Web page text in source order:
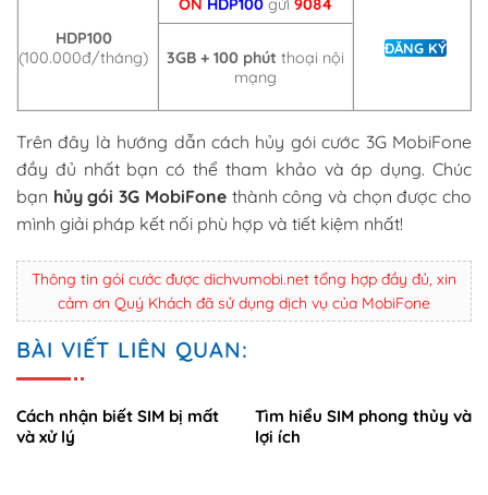
HDP100
(100.000đ/tháng)
ON HDP100 gửi 9084
ĐĂNG KÝ
3GB + 100 phút thoại nội
mạng
Trên đây là hướng dẫn cách hủy gói cước 3G MobiFone
đầy đủ nhất bạn có thể tham khảo và áp dụng. Chúc
bạn hủy gói 3G MobiFonethành công và chọn được cho
mình giải pháp kết nối phù hợp và tiết kiệm nhất!
Thông tin gói cước được dichvumobi.net tổng hợp đầy đủ, xin
cảm ơn Quý Khách đã sử dụng dịch vụ của MobiFone
BÀI VIẾT LIÊN QUAN:
Cách nhận biết SIM bị mất
và xử lý
Tìm hiểu SIM phong thủy và
lợi ích